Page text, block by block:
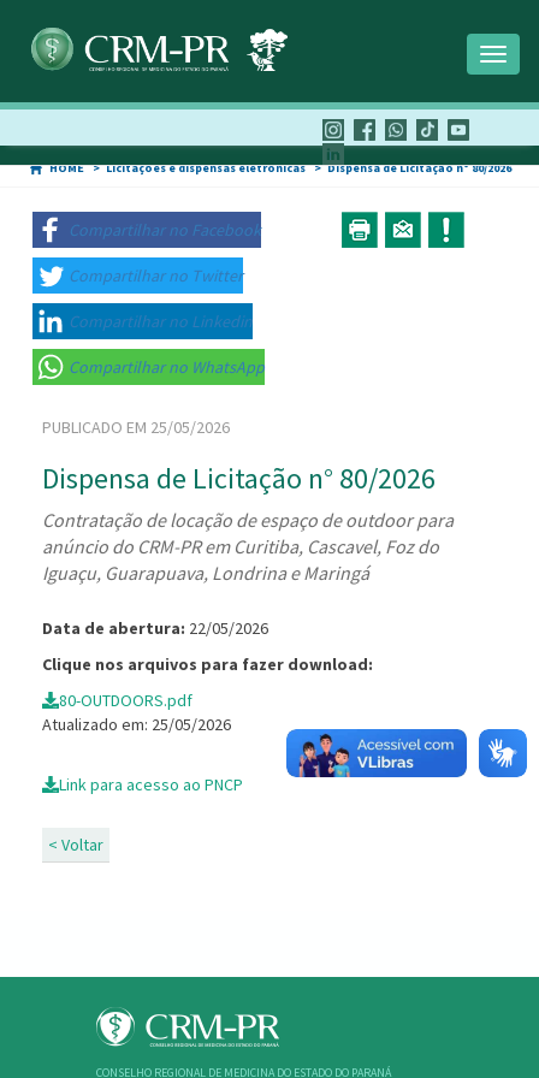
HOME Licitações e dispensas eletrônicas Dispensa de Licitação n° 80/2026
Compartilhar no Facebook
Compartilhar no Twitter
Compartilhar no Linkedin
Compartilhar no WhatsApp
PUBLICADO EM 25/05/2026
Dispensa de Licitação n° 80/2026
Contratação de locação de espaço de outdoor para
anúncio do CRM-PR em Curitiba, Cascavel, Foz do
Iguaçu, Guarapuava, Londrina e Maring
Data de abertura: 22/05/2026
Clique nos arquivos para fazer download:
80-OUTDOORS.pdf
Atualizado em: 25/05/2026
Link para acesso ao PNCP
< Voltar
CONSELHO REGIONAL DE MEDICINA DO ESTADO DO PARANÁ